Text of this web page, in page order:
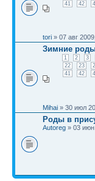
41
42
tori » 07 авг
Зимние
1 2 3
22
23
41
42
Mihai » 30 июл
Роды в
Autoreg » 03